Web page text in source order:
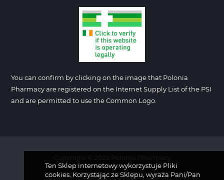
Ten Sklep internetowy wykorzystuje Pliki
cookies. Korzystając ze Sklepu, wyraża Pani/Pan
You can confirm by clicking on the image that Polonia
Pharmacy are registered on the Internet Supply List of the PSI
and are permitted to use the Common Logo.